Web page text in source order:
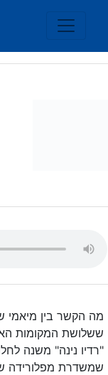
מה הקשר בין מיאמי
ששלושת המקומות
"רדיו נינה" משנה
שמשדרת מפלורידה